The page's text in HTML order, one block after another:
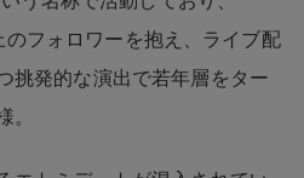
フォロワーを抱え、ライブ配
挑発的な演出で若年層をター
。